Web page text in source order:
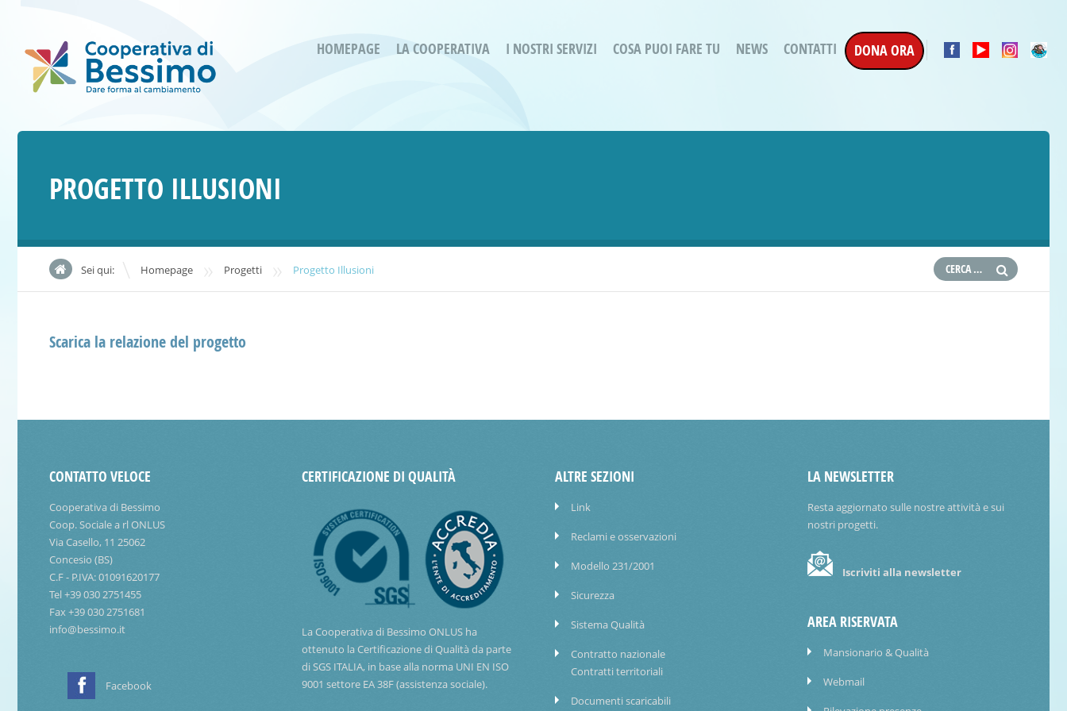
HOMEPAGE LA COOPERATIVA I NOSTRI SERVIZI
Bessimo Due
ergoterapica
COSA PUOI FARE TU NEWS CONTATTI DONA ORA
PROGETTO ILLUSIONI
Sei qui: Homepage » Progetti » Progetto Illusioni
Scarica la relazione del progetto
CONTATTO VELOCE
Cooperativa di Bessimo
Coop. Sociale a rl ONLUS
Via Casello, 11 25062
Concesio (BS)
C.F - P.IVA: 01091620177
Tel +39 030 2751455
Fax +39 030 2751681
info@bessimo.it
Facebook
CERTIFICAZIONE DI QUALITÀ
La Cooperativa di Bessimo ONLUS ha
ottenuto la Certificazione di Qualità da parte
di SGS ITALIA, in base alla norma UNI EN ISO
9001 settore EA 38F (assistenza sociale).
ALTRE SEZIONI
Link
Reclami e osservazioni
Modello 231/2001
Sicurezza
Sistema Qualità
Contratto nazionale
Contratti territoriali
Documenti scaricabili
LA NEWSLETTER
Resta aggiornato sulle nostre attività e sui
nostri progetti.
Iscriviti alla newsletter
AREA RISERVATA
Mansionario & Qualità
Webmail